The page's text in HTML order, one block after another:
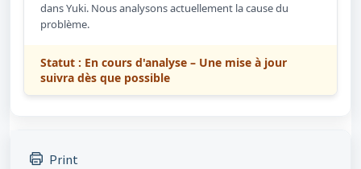
dans Yuki. Nous analysons actuellement la cause du
problème.
Statut : En cours d'analyse – Une mise à jour
suivra dès que possible
Print